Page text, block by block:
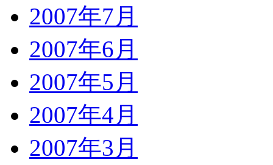
2007年7月
2007年6月
2007年5月
2007年4月
2007年3月